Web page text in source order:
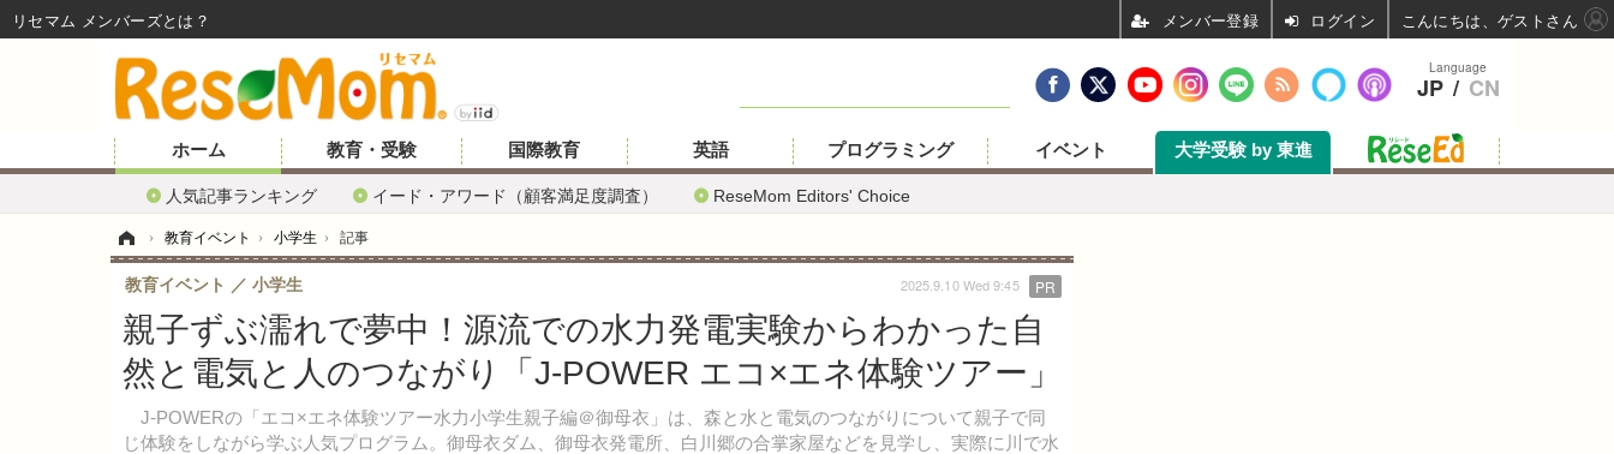
ホーム
人気記事ランキング イード・アワード（顧客満足度調査） ReseMom Editors' Choice
教育・受験 国際教育 英語 プログラミング イベント 大学受験 by 東進
› 教育イベント › 小学生 › 記事
親子ずぶ濡れで夢中！源流での水力発電実験からわかった自
然と電気と人のつながり「J-POWER エコ×エネ体験ツアー」
J-POWERの「エコ×エネ体験ツアー水力小学生親子編＠御母衣」は、森と水と電気のつながりについて親子で同
じ体験をしながら学ぶ人気プログラム。御母衣ダム、御母衣発電所、白川郷の合掌家屋などを見学し、実際に川で水
教育イベント 小学生 2025.9.10 Wed 9:45 PR
Language
JP / CN
リセマム メンバーズ ログイン こんにちは、ゲストさん